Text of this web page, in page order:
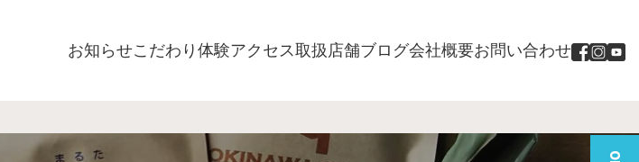
お知らせこだわり 体験アクセス取扱店舗ブログ会社概要お問い合わせ